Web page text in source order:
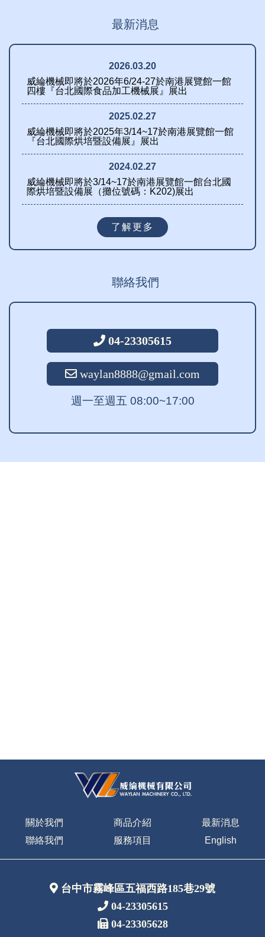
最新消息
2026.03.20
威綸機械即將於2026年6/24-27於南港展覽館一館
四樓『台北國際食品加工機械展』展出
2025.02.27
威綸機械即將於2025年3/14~17於南港展覽館一館
『台北國際烘培暨設備展』展出
2024.02.27
威綸機械即將於3/14~17於南港展覽館一館台北國
際烘培暨設備展（攤位號碼：K202)展出
了解更多
聯絡我們
04-23305615
waylan8888@gmail.com
週一至週五 08:00~17:00
關於我們 商品介紹
最新消息
聯絡我們
服務項目 English
台中市霧峰區五福西路185巷29號
04-23305615
04-23305628